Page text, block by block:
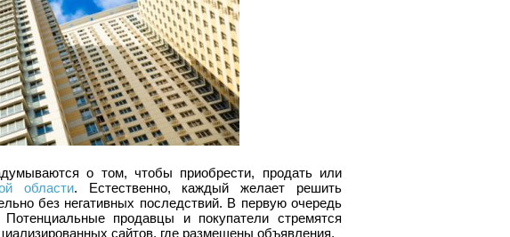
о том, чтобы приобрести, продать или
области. Естественно, каждый желает решить
без негативных последствий. В первую очередь
продавцы и покупатели стремятся
сайтов, где размещены объявления.